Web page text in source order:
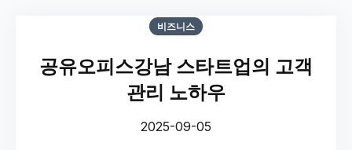
비즈니스
공유오피스강남 스타트업의 고객
관리 노하우
2025-09-05